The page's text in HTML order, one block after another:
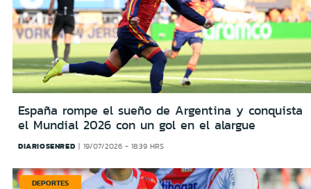
España rompe el sueño de Argentina y conquista
el Mundial 2026 con un gol en el alargue
DIARIOSENRED 19/07/2026 - 18:39 HRS
DEPORTES